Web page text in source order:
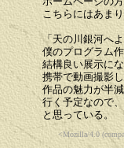
こちらにはあま
「天の川銀河へ
僕のプログラム作
結構良い展示に
携帯で動画撮影
作品の魅力が半
行く予定なので
と思っている。
<Mozilla/4.0